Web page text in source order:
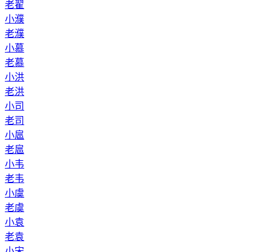
老翟
小濮
老濮
小慕
老慕
小洪
老洪
小司
老司
小扈
老扈
小韦
老韦
小虞
老虞
小袁
老袁